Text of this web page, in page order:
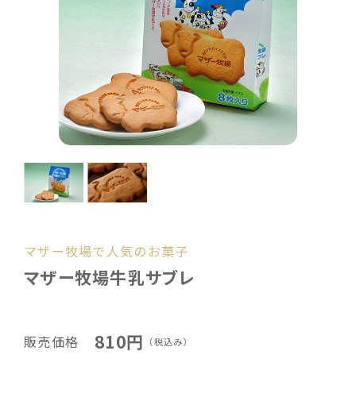
マザー牧場で人気のお菓子
マザー牧場牛乳サブレ
販売価格 810円 （税込み）